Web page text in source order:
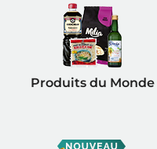
Produits du Monde